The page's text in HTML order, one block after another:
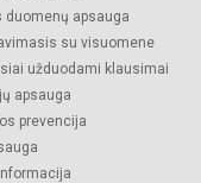
duomenų apsauga
su visuomene
užduodami klausimai
apsauga
prevencija